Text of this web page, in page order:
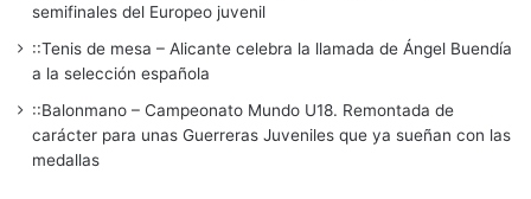
semifinales del Europeo juvenil
::Tenis de mesa – Alicante celebra la llamada de Ángel Buendía
a la selección española
::Balonmano – Campeonato Mundo U18. Remontada de
carácter para unas Guerreras Juveniles que ya sueñan con las
medallas